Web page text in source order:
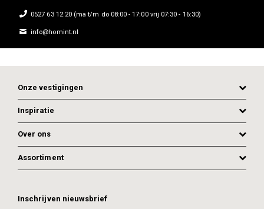
0527 63 12 20 (ma t/m do 08:00 - 17:00 vrij 07:30 - 16:30)
info@homint.nl
Onze vestigingen
Inspiratie
Over ons
Assortiment
Inschrijven nieuwsbrief